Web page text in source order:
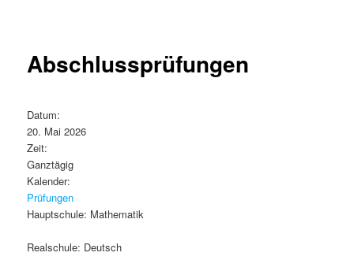
Abschlussprüfungen
Datum:
20. Mai 2026
Zeit:
Ganztägig
Kalender:
Prüfungen
Hauptschule: Mathematik
Realschule: Deutsch